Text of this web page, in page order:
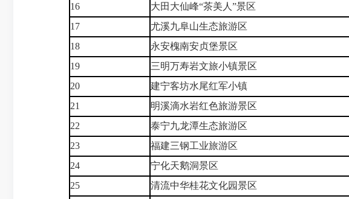
16
大田大仙峰“茶美人”景区
17
尤溪九阜山生态旅游区
18
永安槐南安贞堡景区
19
三明万寿岩文旅小镇景区
20
建宁客坊水尾红军小镇
21
明溪滴水岩红色旅游景区
22
泰宁九龙潭生态旅游区
23
福建三钢工业旅游区
24
宁化天鹅洞景区
25
清流中华桂花文化园景区